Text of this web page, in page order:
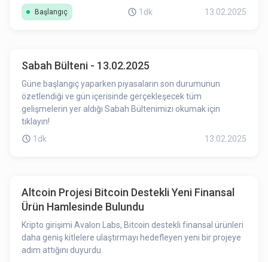
Başlangıç 1dk 13.02.2025
Sabah Bülteni - 13.02.2025
Güne başlangıç yaparken piyasaların son durumunun
özetlendiği ve gün içerisinde gerçekleşecek tüm
gelişmelerin yer aldığı Sabah Bültenimizi okumak için
tıklayın!
1dk
13.02.2025
Altcoin Projesi Bitcoin Destekli Yeni Finansal
Ürün Hamlesinde Bulundu
Kripto girişimi Avalon Labs, Bitcoin destekli finansal ürünleri
daha geniş kitlelere ulaştırmayı hedefleyen yeni bir projeye
adım attığını duyurdu.